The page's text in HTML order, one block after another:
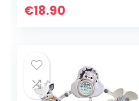
tje,
€18.90